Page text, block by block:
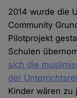
2014 wurde die
Community
Pilotprojekt
Schulen
sich die
der
Kinder wären zu